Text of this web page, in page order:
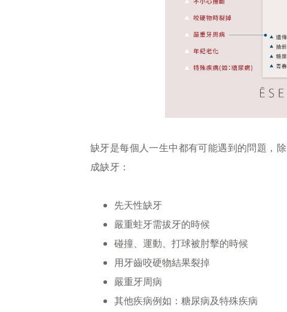
缺牙是每個人一生中都有可能遇到的問題，
成缺牙：
先天性缺牙
嚴重蛀牙需拔牙的時候
碰撞、運動、打球被肘擊的時候
用牙齒咬硬物結果裂掉
嚴重牙周病
其他疾病例如：糖尿病及特殊疾病